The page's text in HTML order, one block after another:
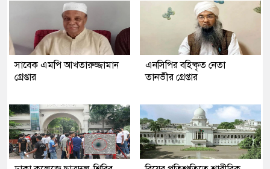
সাবেক এমপি আখতারুজ্জামান
গ্রেপ্তার
এনসিপির বহিষ্কৃত নেতা
তানভীর গ্রেপ্তার